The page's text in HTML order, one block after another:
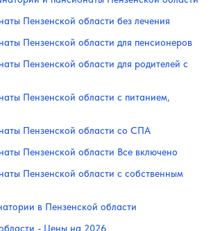
Пензенской области без лечения
Пензенской области для пенсионеров
Пензенской области для родителей с
Пензенской области с питанием,
Пензенской области со СПА
Пензенской области Все включено
Пензенской области с собственным
в Пензенской области